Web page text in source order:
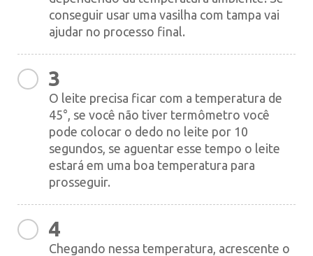
conseguir usar uma vasilha com tampa vai
ajudar no processo final.
3
O leite precisa ficar com a temperatura de
45°, se você não tiver termômetro você
pode colocar o dedo no leite por 10
segundos, se aguentar esse tempo o leite
estará em uma boa temperatura para
prosseguir.
4
Chegando nessa temperatura, acrescente o